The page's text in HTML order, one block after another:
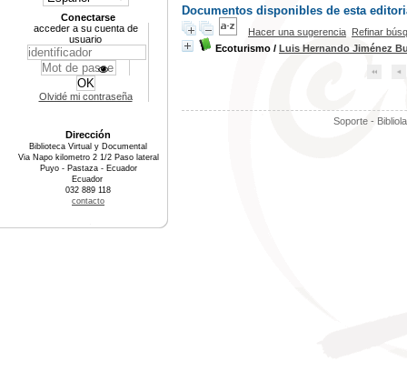
Documentos disponibles de esta
Hacer una sugerencia Refinar
Ecoturismo / Luis Hernando Jiménez
Soporte -
Conectarse
acceder a su cuenta de
usuario
Olvidé mi contraseña
Dirección
Biblioteca Virtual y Documental
Via Napo kilometro 2 1/2 Paso lateral
Puyo - Pastaza - Ecuador
Ecuador
032 889 118
contacto